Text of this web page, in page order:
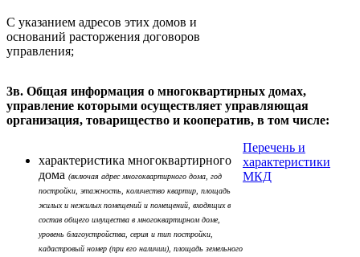
С указанием адресов этих домов и
оснований расторжения договоров
управления;
3в. Общая информация о многоквартирных домах,
управление которыми осуществляет управляющая
организация, товарищество и кооператив, в том числе:
характеристика многоквартирного
дома (включая адрес многоквартирного дома, год
постройки, этажность, количество квартир, площадь
жилых и нежилых помещений и помещений, входящих в
состав общего имущества в многоквартирном доме,
уровень благоустройства, серия и тип постройки,
кадастровый номер (при его наличии), площадь земельного
Перечень и
характеристики
МКД